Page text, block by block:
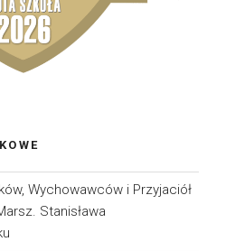
Wychowawców i Przyjaciół
Stanisława